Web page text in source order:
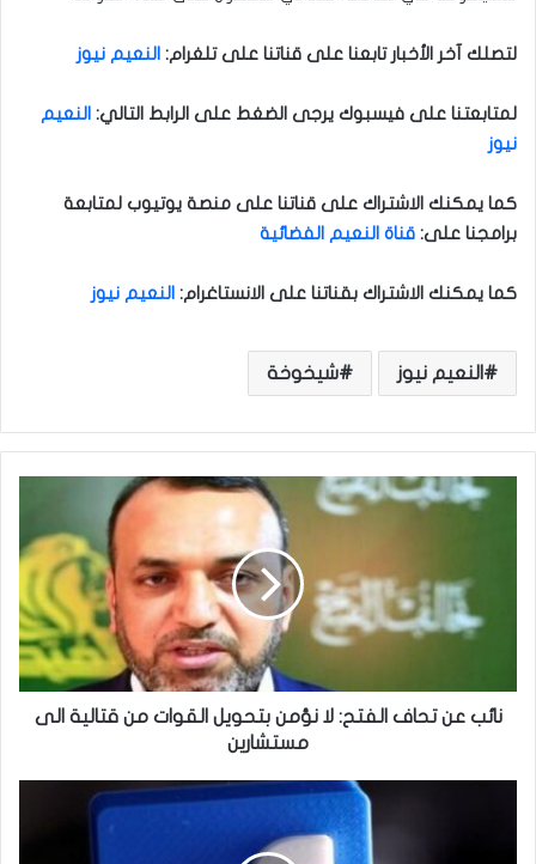
لتصلك آخر الأخبار تابعنا على قناتنا على تلغرام: النعيم نيوز
لمتابعتنا على فيسبوك يرجى الضغط على الرابط التالي: النعيم
نيوز
كما يمكنك الاشتراك على قناتنا على منصة يوتيوب لمتابعة
برامجنا على: قناة النعيم الفضائية
كما يمكنك الاشتراك بقناتنا على الانستاغرام: النعيم نيوز
النعيم نيوز شيخوخة
ا
فنائب عن تحاف الفتح: لا نؤمن بتحويل القوات من قتالية الى
مستشارين